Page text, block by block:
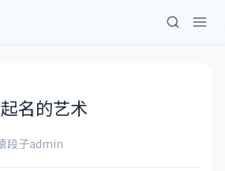
名的艺术
段子admin